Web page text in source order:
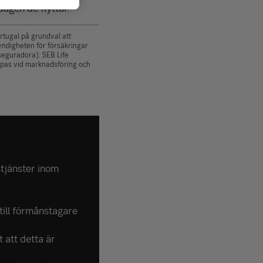
de flyttar.
på grundval att
för försäkringar
SEB Life
vid marknadsföring och
inom
förmånstagare
att detta är